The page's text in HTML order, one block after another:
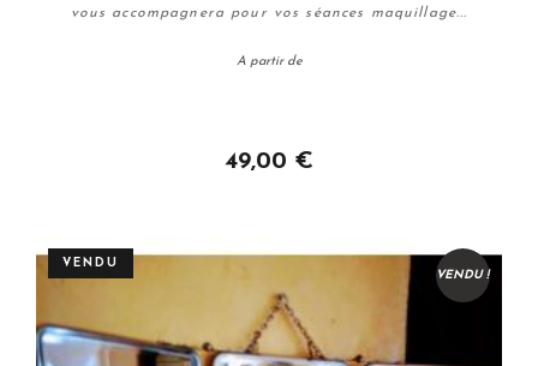
vous accompagnera pour vos séances maquillage...
A partir de
49,00 €
VENDU !
VENDU